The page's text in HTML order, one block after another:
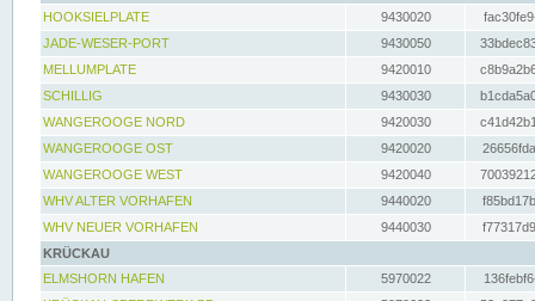
HOOKSIELPLATE
9430020
JADE-WESER-PORT
9430050
MELLUMPLATE
9420010
SCHILLIG
9430030
WANGEROOGE NORD
9420030
WANGEROOGE OST
9420020
WANGEROOGE WEST
9420040
WHV ALTER VORHAFEN
9440020
WHV NEUER VORHAFEN
9440030
KRÜCKAU
ELMSHORN HAFEN
5970022